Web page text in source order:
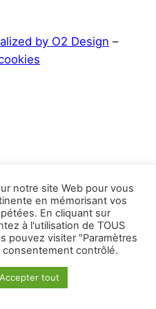
by O2 Design –
notre site Web pour vous
en mémorisant vos
En cliquant sur
à l'utilisation de TOUS
pouvez visiter "Paramètres
contrôlé.
Accepter tout